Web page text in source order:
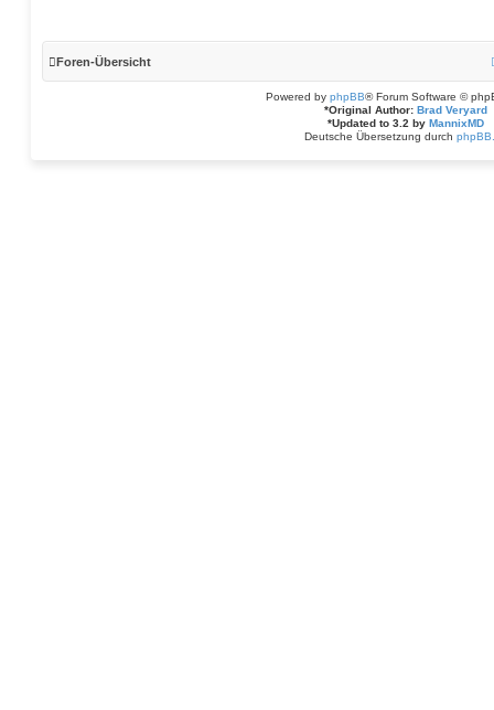
Foren-Übersicht
Powered by phpBB® Forum Software ©
*Original Author: Brad Veryard
*Updated to 3.2 by MannixMD
Deutsche Übersetzung durch